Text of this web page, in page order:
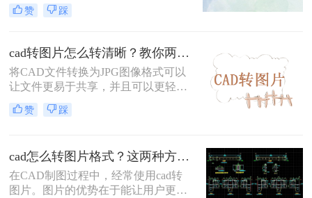
件，就能查看图纸效果。其实CAD导
图纸后，通过QQ截图或电脑自带的
截屏工具进行截图。虽然这样很方
便，但照片却不是高清的，有一些细
节可能被模糊。
赞 踩
cad转图片怎么转清晰？教你两个靠谱的方法！
将CAD文件转换为JPG图像格式可以
让文件更易于共享，并且可以更轻松
地在不同平台上传递。此外，JPG文
件格式具有更小的文件大小，可以更
像质量下降，那么我们该cad转图片怎
么转清晰呢？教大家二种小妙招，一
起来学习下吧。
赞 踩
cad怎么转图片格式？这两种方法可以迅速转换
在CAD制图过程中，经常使用cad转
图片。图片的优势在于能让用户更方